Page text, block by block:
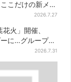
こだけの新メニ
2026.7.27
火」開催、
に…グループ楽
2026.7.31